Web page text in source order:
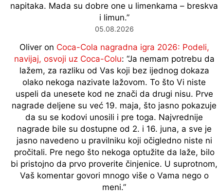
napitaka. Mada su dobre one u limenkama – breskva
i limun.”
05.08.2026
Oliveron Coca-Cola nagradna igra 2026: Podeli,
navijaj, osvoji uz Coca-Colu: “Ja nemam potrebu da
lažem, za razliku od Vas koji bez ijednog dokaza
olako nekoga nazivate lažovom. To što Vi niste
uspeli da unesete kod ne znači da drugi nisu. Prve
nagrade deljene su već 19. maja, što jasno pokazuje
da su se kodovi unosili i pre toga. Najvrednije
nagrade bile su dostupne od 2. i 16. juna, a sve je
jasno navedeno u pravilniku koji očigledno niste ni
pročitali. Pre nego što nekoga optužite da laže, bilo
bi pristojno da prvo proverite činjenice. U suprotnom,
Vaš komentar govori mnogo više o Vama nego o
meni.”